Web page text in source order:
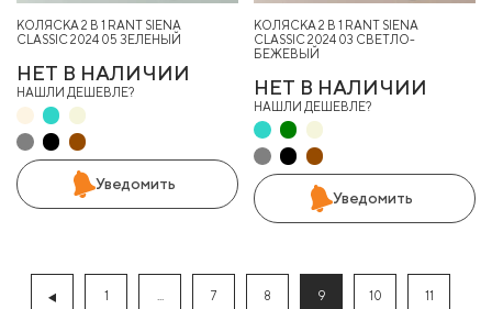
КОЛЯСКА 2 В 1 RANT SIENA
CLASSIC 2024 05 ЗЕЛЕНЫЙ
НЕТ В НАЛИЧИИ
НАШЛИ ДЕШЕВЛЕ?
Уведомить
КОЛЯСКА 2 В 1 RANT SIENA
CLASSIC 2024 03 СВЕТЛО-
БЕЖЕВЫЙ
НЕТ В НАЛИЧИИ
НАШЛИ ДЕШЕВЛЕ?
Уведомить
1 7 8 9 10 11